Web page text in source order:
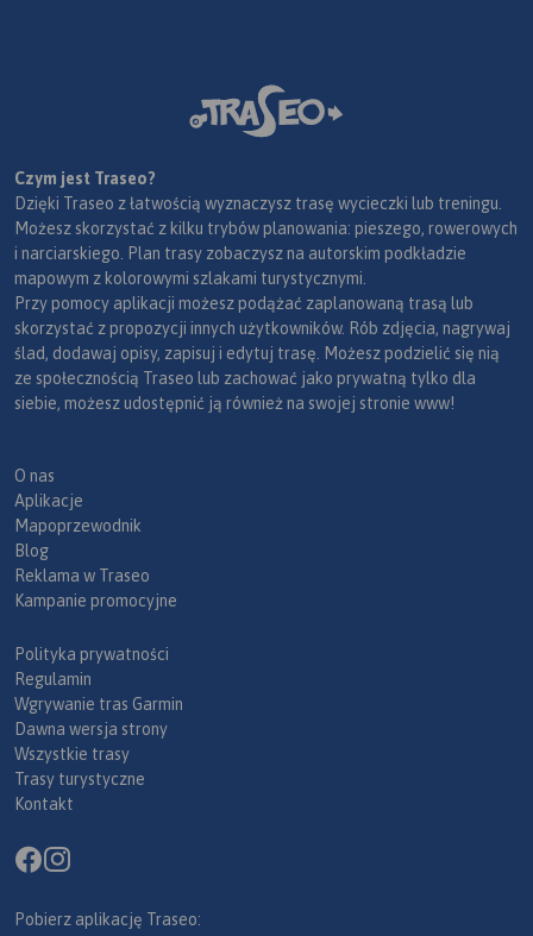
Czym jest Traseo?
Dzięki Traseo z łatwością wyznaczysz trasę wycieczki lub treningu.
Możesz skorzystać z kilku trybów planowania: pieszego, rowerowych
i narciarskiego. Plan trasy zobaczysz na autorskim podkładzie
mapowym z kolorowymi szlakami turystycznymi.
Przy pomocy aplikacji możesz podążać zaplanowaną trasą lub
skorzystać z propozycji innych użytkowników. Rób zdjęcia, nagrywaj
ślad, dodawaj opisy, zapisuj i edytuj trasę. Możesz podzielić się nią
ze społecznością Traseo lub zachować jako prywatną tylko dla
siebie, możesz udostępnić ją również na swojej stronie www!
O nas
Aplikacje
Mapoprzewodnik
Blog
Reklama w Traseo
Kampanie promocyjne
Polityka prywatności
Regulamin
Wgrywanie tras Garmin
Dawna wersja strony
Wszystkie trasy
Trasy turystyczne
Kontakt
Pobierz aplikację Traseo: